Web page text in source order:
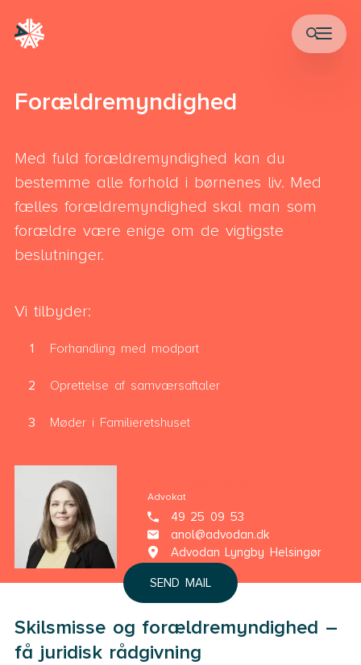
Forældremyndighed
Med fuld forældremyndighed kan du
bestemme alle forhold i børnenes liv. Med
fælles forældremyndighed skal man som
forældre være enige om de vigtigste
beslutninger.
Vi tilbyder:
Forhandling med modpart
Oprettelse af samværsaftaler
Møder i Familieretshuset
Advokat
49 25 09 53
anol@advodan.dk
Advodan Lyngby Helsingør
SEND MAIL
Skilsmisse og forældremyndighed –
få juridisk rådgivning